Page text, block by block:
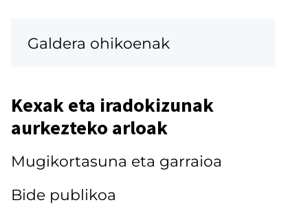
Galdera ohikoenak
Kexak eta iradokizunak
aurkezteko arloak
Mugikortasuna eta garraioa
Bide publikoa